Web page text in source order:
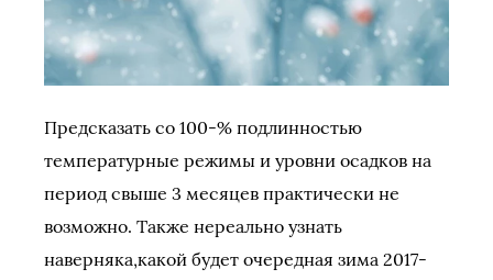
Предсказать со 100-% подлинностью
температурные режимы и уровни осадков на
период свыше 3 месяцев практически не
возможно. Также нереально узнать
наверняка,какой будет очередная зима 2017-